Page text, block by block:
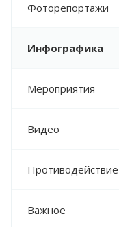
Фоторепортажи
Инфографика
Мероприятия
Видео
Важное
НОРМАТИВНО-
МОНИТОРИНГ
МЕТОДИЧЕСКИЕ